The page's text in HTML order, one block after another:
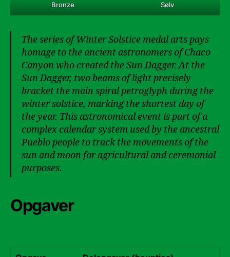
Bronze Sølv
The series of Winter Solstice medal arts pays
homage to the ancient astronomers of Chaco
Canyon who created the Sun Dagger. At the
Sun Dagger, two beams of light precisely
bracket the main spiral petroglyph during the
winter solstice, marking the shortest day of
the year. This astronomical event is part of a
complex calendar system used by the ancestral
Pueblo people to track the movements of the
sun and moon for agricultural and ceremonial
purposes.
Opgaver